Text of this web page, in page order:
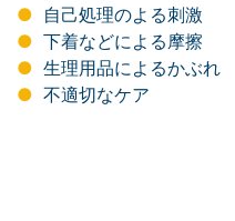
自己処理のよる刺激
下着などによる摩擦
生理用品によるかぶれ
不適切なケア